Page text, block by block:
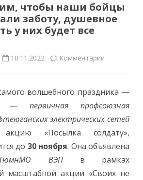
чтобы наши бойцы
заботу, душевное
у них будет все
10.11.2022 Комментарии
наши
душевное
и
пусть
у
будет
хорошо!»
волшебного праздника —
— первичная профсоюзная
электрических сетей
акцию «Посылка солдату»,
до 30 ноября. Она объявлена
ВЭПв рамках
масштабной акции «Своих не